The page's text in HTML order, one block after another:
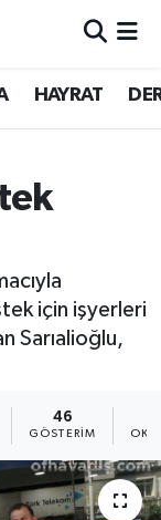
HAYRAT
için işyerleri
Sarıalioğlu,
46
GÖSTERIM